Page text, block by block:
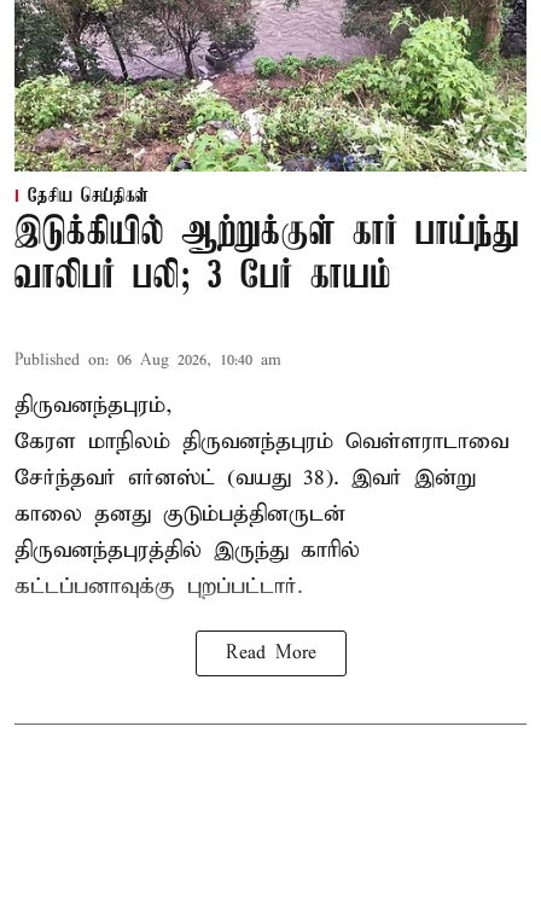
தேசிய செய்திகள்
இடுக்கியில் ஆற்றுக்குள் கார் பாய்ந்து
வாலிபர் பலி; 3 பேர் காயம்
Published on: 06 Aug 2026, 10:40 am
திருவனந்தபுரம்,
கேரள மாநிலம் திருவனந்தபுரம் வெள்ளராடாவை
சேர்ந்தவர் எர்னஸ்ட் (வயது 38). இவர் இன்று
காலை தனது குடும்பத்தினருடன்
திருவனந்தபுரத்தில் இருந்து காரில்
கட்டப்பனாவுக்கு புறப்பட்டார்.
Read More